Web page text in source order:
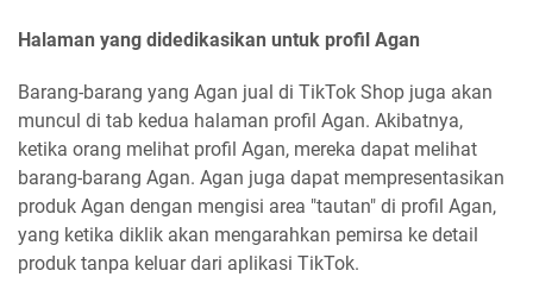
Halaman yang didedikasikan untuk profil Agan
Barang-barang yang Agan jual di TikTok Shop juga akan
muncul di tab kedua halaman profil Agan. Akibatnya,
ketika orang melihat profil Agan, mereka dapat melihat
barang-barang Agan. Agan juga dapat mempresentasikan
produk Agan dengan mengisi area "tautan" di profil Agan,
yang ketika diklik akan mengarahkan pemirsa ke detail
produk tanpa keluar dari aplikasi TikTok.